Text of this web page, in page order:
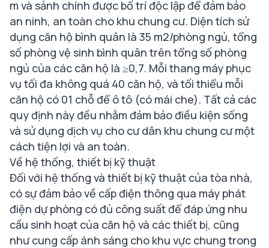
m và sảnh chính được bố trí độc lập để đảm bảo
an ninh, an toàn cho khu chung cư. Diện tích sử
dụng căn hộ bình quân là 35 m2/phòng ngủ, tổng
số phòng vệ sinh bình quân trên tổng số phòng
ngủ của các căn hộ là ≥0,7. Mỗi thang máy phục
vụ tối đa không quá 40 căn hộ, và tối thiểu mỗi
căn hộ có 01 chỗ để ô tô (có mái che). Tất cả các
quy định này đều nhằm đảm bảo điều kiện sống
và sử dụng dịch vụ cho cư dân khu chung cư một
cách tiện lợi và an toàn.
Về hệ thống, thiết bị kỹ thuật
Đối với hệ thống và thiết bị kỹ thuật của tòa nhà,
có sự đảm bảo về cấp điện thông qua máy phát
điện dự phòng có đủ công suất để đáp ứng nhu
cầu sinh hoạt của căn hộ và các thiết bị, cũng
như cung cấp ánh sáng cho khu vực chung trong